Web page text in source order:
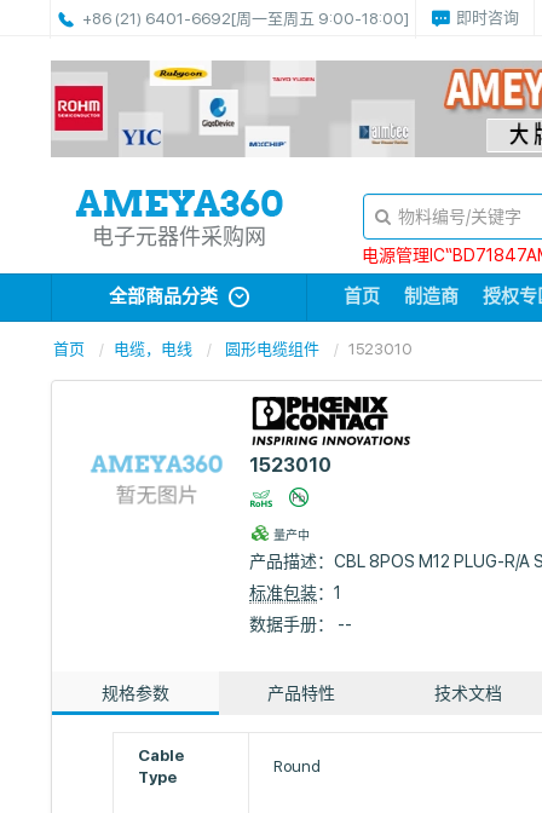
+86 (21) 6401-6692[周一至周五 9:00-18:00] 即时咨询
电子元器件采购网
电源管理
全部商品分类 首页 制造商 授权专
首页 电缆，电线 圆形电缆组件 1523010
1523010
量产中
产品描述：CBL 8POS M12 PLUG-R/A
标准包装：1
数据手册： --
规格参数 产品特性 技术文档
Cable
Type
Round